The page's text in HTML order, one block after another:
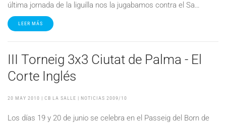
última jornada de la liguilla nos la jugabamos contra el Sa…
LEER MÁS
III Torneig 3x3 Ciutat de Palma - El
Corte Inglés
20 MAY 2010 | CB LA SALLE | NOTICIAS 2009/10
Los días 19 y 20 de junio se celebra en el Passeig del Born de